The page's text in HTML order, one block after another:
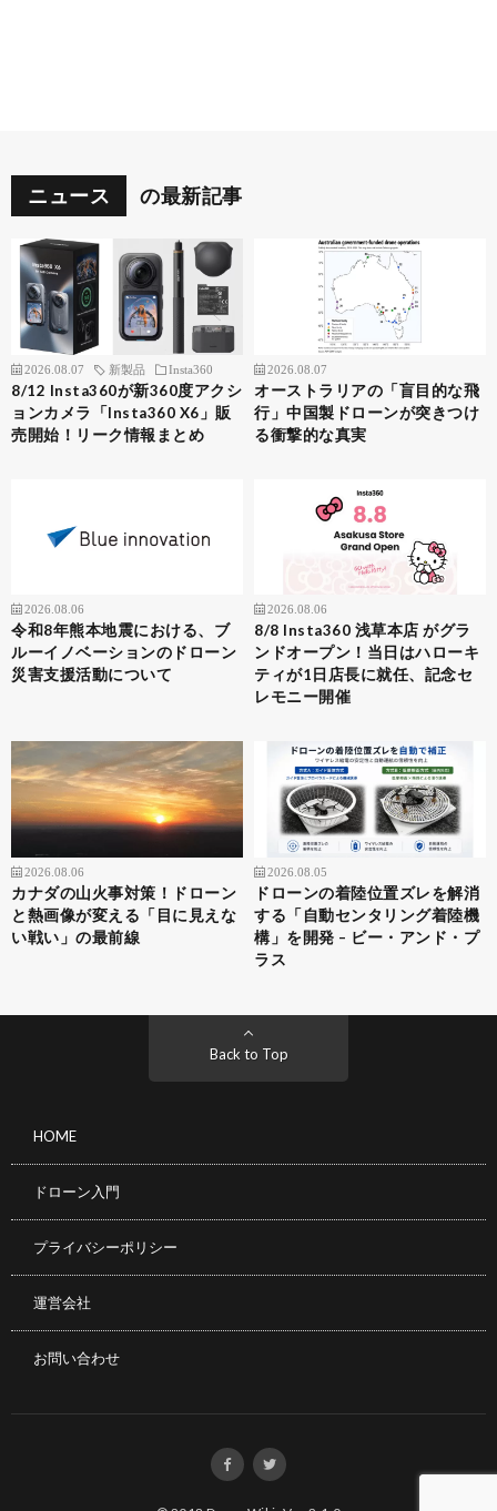
ニュース の最新記事
2026.08.07 新製品 Insta360
8/12 Insta360が新360度アクシ
ョンカメラ「Insta360 X6」販
売開始！リーク情報まとめ
2026.08.07
オーストラリアの「盲目的な飛
行」中国製ドローンが突きつけ
る衝撃的な真実
2026.08.06
令和8年熊本地震における、ブ
ルーイノベーションのドローン
災害支援活動について
2026.08.06
8/8 Insta360 浅草本店 がグラ
ンドオープン！当日はハローキ
ティが1日店長に就任、記念セ
レモニー開催
2026.08.06
カナダの山火事対策！ドローン
と熱画像が変える「目に見えな
い戦い」の最前線
2026.08.05
ドローンの着陸位置ズレを解消
する「自動センタリング着陸機
構」を開発 – ビー・アンド・プ
ラス
Back to Top
HOME
ドローン入門
プライバシーポリシー
運営会社
お問い合わせ